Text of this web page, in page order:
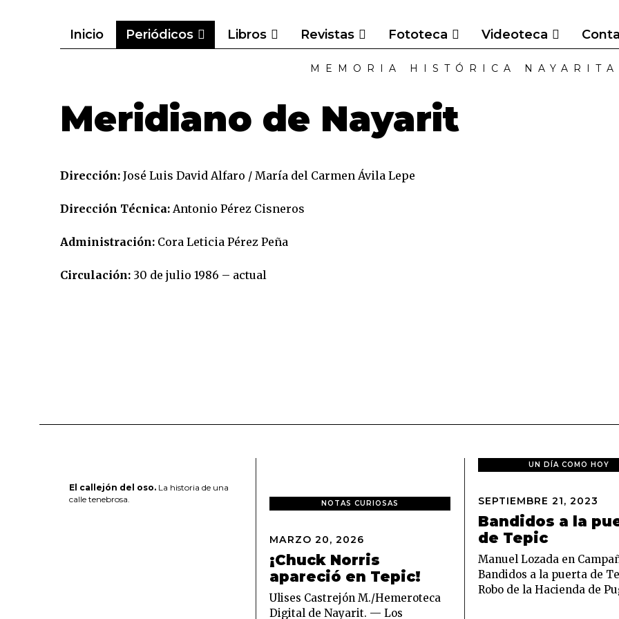
Inicio Periódicos Libros Revistas Fototeca Videoteca
MEMORIA HISTÓRICA NAYARITA
Meridiano de Nayarit
Dirección: José Luis David Alfaro / María del Carmen Ávila Lepe
Dirección Técnica: Antonio Pérez Cisneros
Administración: Cora Leticia Pérez Peña
Circulación: 30 de julio 1986 – actual
El callejón del oso. La historia de una
calle tenebrosa.
NOTAS CURIOSAS
MARZO 20, 2026
A
R
Z
O
2
¡Chuck Norris
apareció en Tepic!
Ulises Castrejón M./Hemeroteca
Digital de Nayarit. — Los
UN DÍA COMO HOY
SEPTIEMBRE 21, 2023
P
E
M
B
Bandidos a la
de Tepic
Manuel Lozada en
Bandidos a la puerta de
Robo de la Hacienda de